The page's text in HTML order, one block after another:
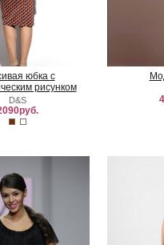
юбка с
рисунком
D&S